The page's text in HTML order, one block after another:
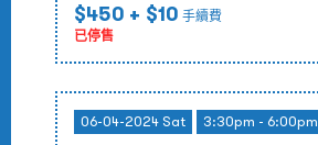
$450 + $10 手續費
已停售
06-04-2024 Sat 3:30pm - 6:00pm